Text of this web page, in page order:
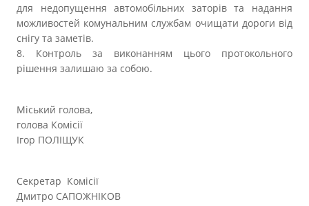
для недопущення автомобільних заторів та надання
можливостей комунальним службам очищати дороги від
снігу та заметів.
8. Контроль за виконанням цього протокольного
рішення залишаю за собою.
Міський голова,
голова Комісії
Ігор ПОЛІЩУК
Секретар Комісії
Дмитро САПОЖНІКОВ